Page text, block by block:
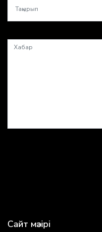
Сайт мәзірі